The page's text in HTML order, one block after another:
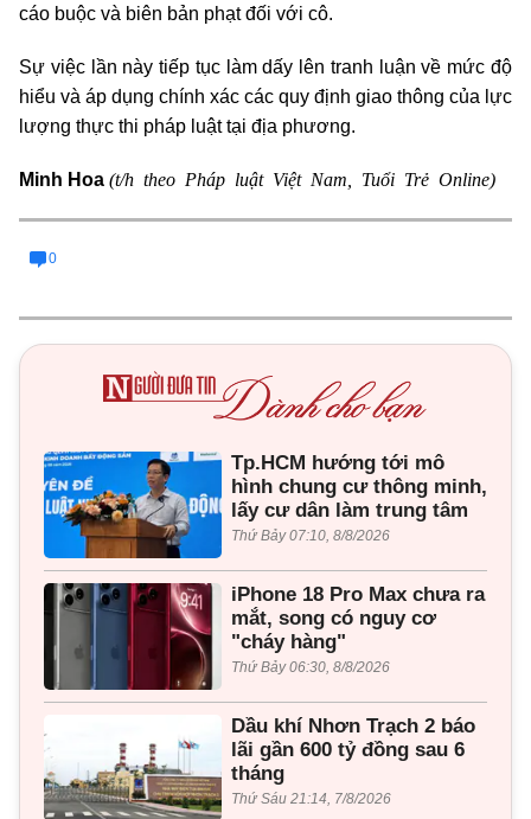
cáo buộc và biên bản phạt đối với cô.
Sự việc lần này tiếp tục làm dấy lên tranh luận về mức độ
hiểu và áp dụng chính xác các quy định giao thông của lực
lượng thực thi pháp luật tại địa phương.
Minh Hoa (t/h theo Pháp luật Việt Nam, Tuổi Trẻ Online)
0
Tp.HCM hướng tới mô
hình chung cư thông minh,
lấy cư dân làm trung tâm
Thứ Bảy 07:10, 8/8/2026
iPhone 18 Pro Max chưa ra
mắt, song có nguy cơ
"cháy hàng"
Thứ Bảy 06:30, 8/8/2026
Dầu khí Nhơn Trạch 2 báo
lãi gần 600 tỷ đồng sau 6
tháng
Thứ Sáu 21:14, 7/8/2026